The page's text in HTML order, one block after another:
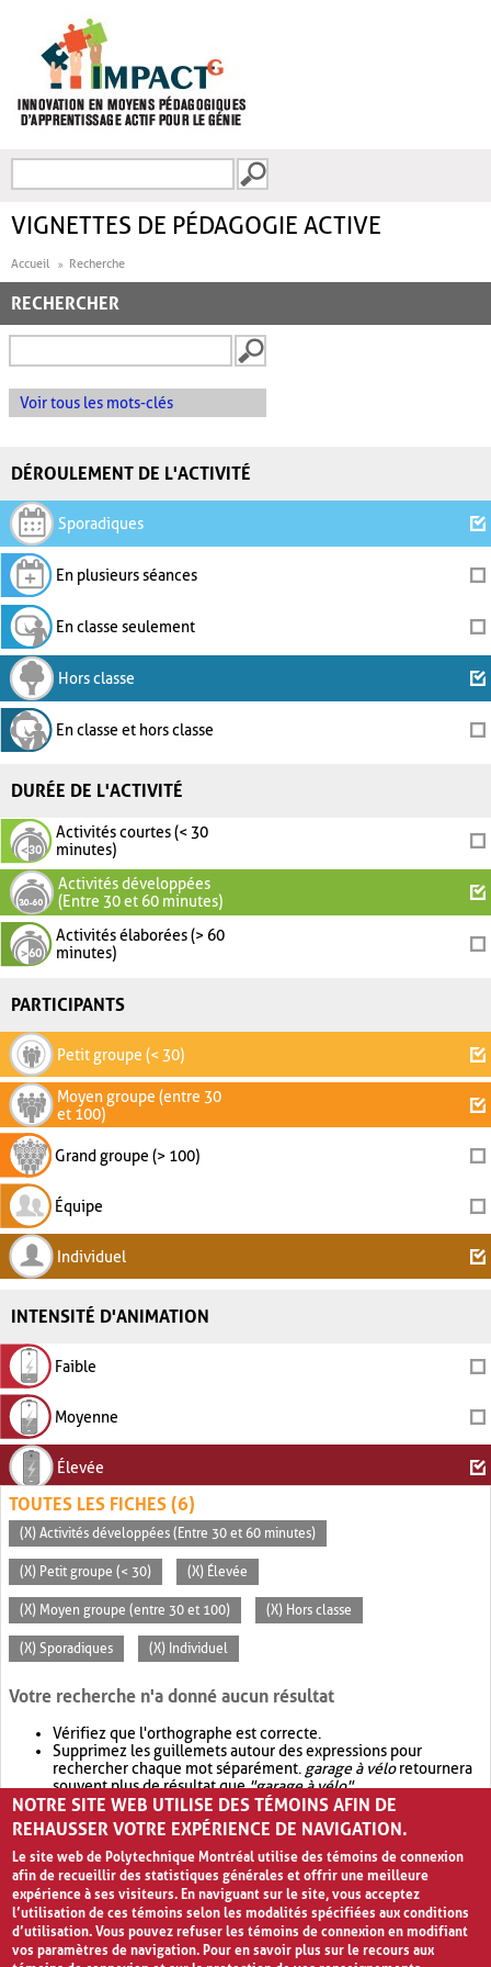
FORMULAIRE DE
VIGNETTES DE PÉDAGOGIE ACTIVE
Accueil Recherche
RECHERCHER
Voir tous les mots-clés
DÉROULEMENT DE L'ACTIVITÉ
Sporadiques
En plusieurs séances
En classe seulement
Hors classe
En classe et hors classe
DURÉE DE L'ACTIVITÉ
Activités courtes (< 30
minutes)
Activités développées
(Entre 30 et 60 minutes)
Activités élaborées (> 60
minutes)
PARTICIPANTS
Petit groupe (< 30)
Moyen groupe (entre 30
et 100)
Grand groupe (> 100)
Équipe
Individuel
INTENSITÉ D'ANIMATION
Faible
Moyenne
Élevée
TOUTES LES FICHES (6)
(X) Activités développées (Entre 30 et 60 minutes)
(X) Petit groupe (< 30) (X) Élevée
(X) Moyen groupe (entre 30 et 100) (X) Hors classe
(X) Sporadiques (X) Individuel
Votre recherche n'a donné aucun résultat
Vérifiez que l'orthographe est correcte.
Supprimez les guillemets autour des expressions pour
rechercher chaque mot séparément. garage à véloretournera
souvent plus de résultat que"garage à vélo".
Envisagez d'élargir votre recherche avec OR.garage OR vélo
retournera souvent plus de résultat quegarage à vélo
NOTRE SITE WEB UTILISE DES TÉMOINS AFIN DE
REHAUSSER VOTRE EXPÉRIENCE DE NAVIGATION.
Le site web de Polytechnique Montréal utilise des témoins de connexion
afin de recueillir des statistiques générales et offrir une meilleure
expérience à ses visiteurs. En naviguant sur le site, vous acceptez
l’utilisation de ces témoins selon les modalités spécifiées aux conditions
d’utilisation. Vous pouvez refuser les témoins de connexion en modifiant
vos paramètres de navigation. Pour en savoir plus sur le recours aux